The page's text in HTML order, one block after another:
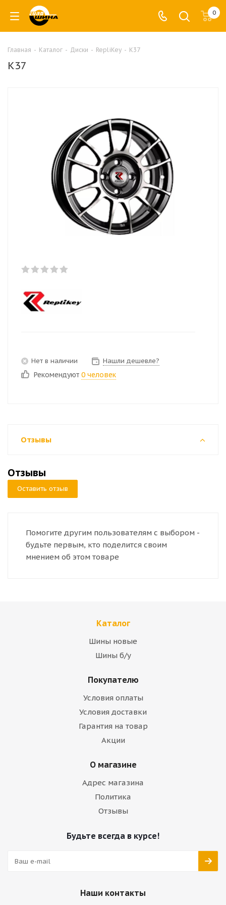
0
Главная - Каталог - Диски - RepliKey - K37
K37
Нет в наличии Нашли дешевле?
Рекомендуют 0 человек
Отзывы
Отзывы
Оставить отзыв
Помогите другим пользователям с выбором -
будьте первым, кто поделится своим
мнением об этом товаре
Каталог
Шины новые
Шины б/у
Покупателю
Условия оплаты
Условия доставки
Гарантия на товар
Акции
О магазине
Адрес магазина
Политика
Отзывы
Будьте всегда в курсе!
Наши контакты